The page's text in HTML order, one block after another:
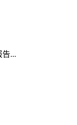
告...